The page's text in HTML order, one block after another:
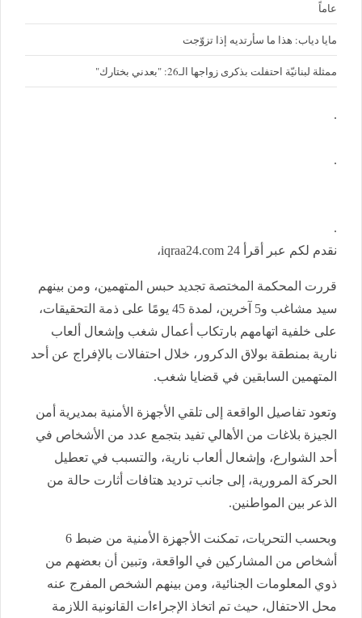
عاماً
مايا دياب: هذا ما سأرتديه إذا تزوّجت
ممثلة لبنانيّة احتفلت بذكرى زواجها الـ26: "بعدني بختارك"
.
.
.
نقدم لكم عبر أقرأ 24 iqraa24.com،
قررت المحكمة المختصة تجديد حبس المتهمين، ومن بينهم
سيد مشاغب و5 آخرين، لمدة 45 يومًا على ذمة التحقيقات،
على خلفية اتهامهم بارتكاب أعمال شغب وإشعال ألعاب
نارية بمنطقة بولاق الدكرور، خلال احتفالات بالإفراج عن أحد
المتهمين السابقين في قضايا شغب.
وتعود تفاصيل الواقعة إلى تلقي الأجهزة الأمنية بمديرية أمن
الجيزة بلاغات من الأهالي تفيد بتجمع عدد من الأشخاص في
أحد الشوارع، وإشعال ألعاب نارية، والتسبب في تعطيل
الحركة المرورية، إلى جانب ترديد هتافات أثارت حالة من
الذعر بين المواطنين.
وبحسب التحريات، تمكنت الأجهزة الأمنية من ضبط 6
أشخاص من المشاركين في الواقعة، وتبين أن بعضهم من
ذوي المعلومات الجنائية، ومن بينهم الشخص المفرج عنه
محل الاحتفال، حيث تم اتخاذ الإجراءات القانونية اللازمة